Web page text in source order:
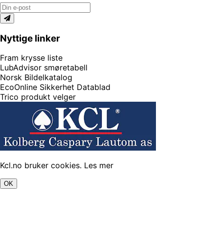
Nyttige linker
Fram krysse liste
LubAdvisor smøretabell
Norsk Bildelkatalog
EcoOnline Sikkerhet Datablad
Trico produkt velger
Kcl.no bruker cookies. Les mer
OK